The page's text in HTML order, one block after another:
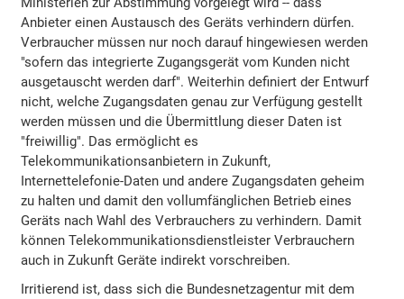
Anbieter einen Austausch des Geräts verhindern dürfen.
Verbraucher müssen nur noch darauf hingewiesen werden
"sofern das integrierte Zugangsgerät vom Kunden nicht
ausgetauscht werden darf". Weiterhin definiert der Entwurf
nicht, welche Zugangsdaten genau zur Verfügung gestellt
werden müssen und die Übermittlung dieser Daten ist
"freiwillig". Das ermöglicht es
Telekommunikationsanbietern in Zukunft,
Internettelefonie-Daten und andere Zugangsdaten geheim
zu halten und damit den vollumfänglichen Betrieb eines
Geräts nach Wahl des Verbrauchers zu verhindern. Damit
können Telekommunikationsdienstleister Verbrauchern
auch in Zukunft Geräte indirekt vorschreiben.
Irritierend ist, dass sich die Bundesnetzagentur mit dem